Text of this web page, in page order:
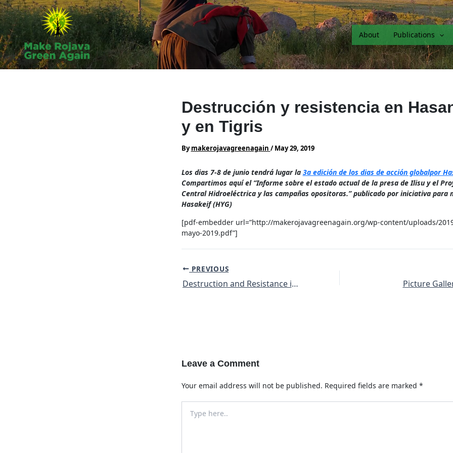
Skip
to
content
About
Publications
Destrucción y resistencia en
y en Tigris
Bymakerojavagreenagain /May 29, 2019
Los dias 7-8 de junio tendrá lugar la 3a edición de los dias de acción globalpor
Compartimos aquí el “Informe sobre el estado actual de la presa de Ilisu y el
Central Hidroeléctrica y las campañas opositoras.” publicado por iniciativa para
Hasakeif (HYG)
[pdf-embedder url=”http://makerojavagreenagain.org/wp-content/uploads/
mayo-2019.pdf”]
Post
navigation
PREVIOUS
Destruction and Resistance in Hasankeyf and at Tigris Picture
Leave a Comment
Your email address will not be published. Required fields are marked *
here..